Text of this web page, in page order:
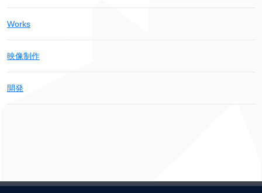
Works
映像制作
開発